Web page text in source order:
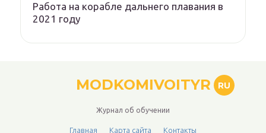
Работа на корабле дальнего плавания в
2021 году
MODKOMIVOITYR RU
Журнал об обучении
Главная Карта сайта Контакты